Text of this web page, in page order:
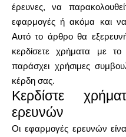
έρευνες, να
εφαρμογές ή ακόμα και να
Αυτό το άρθρο θα
κερδίσετε χρήματα με
παράσχει χρήσιμες
κέρδη σας.
Κερδίστε
ερευνών
Οι εφαρμογές ερευνών